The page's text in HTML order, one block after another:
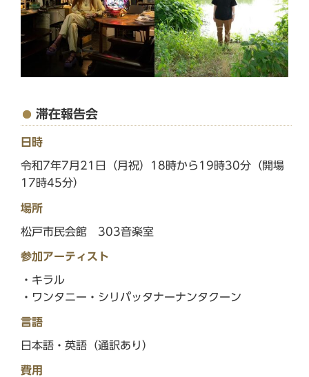
滞在報告会
日時
令和7年7月21日（月祝）18時から19時30分（開場
17時45分）
場所
松戸市民会館 303音楽室
参加アーティスト
・キラル
・ワンタニー・シリパッタナーナンタクーン
言語
日本語・英語（通訳あり）
費用